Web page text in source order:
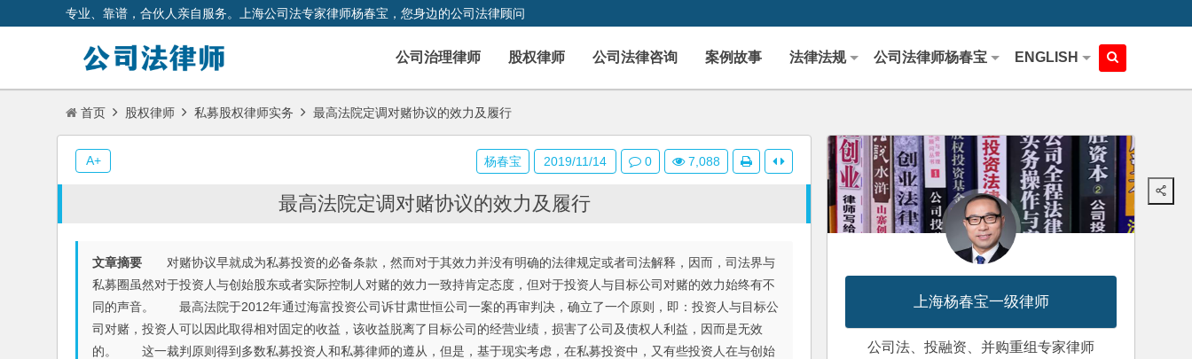
专业、靠谱，合伙人亲自服务。上海公司法专家律师杨春宝，您身边的公司法律顾问
公司治理律师 股权律师 公司法律咨询 案例故事 法律法规 公司法律师杨春宝 ENGLISH
首页 股权律师 私募股权律师实务 最高法院定调对赌协议的效力及履行
最高法院定调对赌协议的效力及履行
文章摘要 对赌协议早就成为私募投资的必备条款，然而对于其效力并没有明确的法律规定或者司法解释，因而，司法界与
私募圈虽然对于投资人与创始股东或者实际控制人对赌的效力一致持肯定态度，但对于投资人与目标公司对赌的效力始终有不
同的声音。 最高法院于2012年通过海富投资公司诉甘肃世恒公司一案的再审判决，确立了一个原则，即：投资人与目标公
司对赌，投资人可以因此取得相对固定的收益，该收益脱离了目标公司的经营业绩，损害了公司及债权人利益，因而是无效
的。 这一裁判原则得到多数私募投资人和私募律师的遵从，但是，基于现实考虑，在私募投资中，又有些投资人在与创始
杨春宝 2019/11/14 0 7,088
A+
上海杨春宝一级律师
公司法、投融资、并购重组专家律师